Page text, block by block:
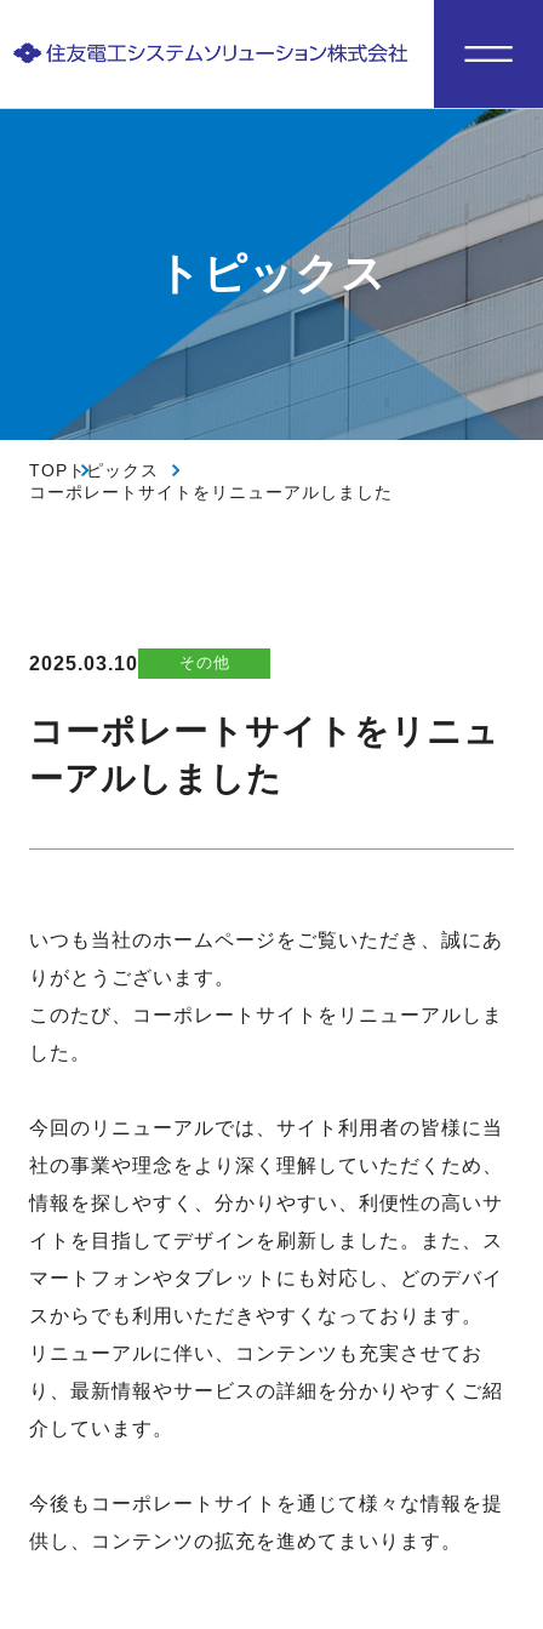
トピックス
TOP トピックス
コーポレートサイトをリニューアルしました
2025.03.10 その他
コーポレートサイトをリニュ
ーアルしました
いつも当社のホームページをご覧いただき、誠にあ
りがとうございます。
このたび、コーポレートサイトをリニューアルしま
した。
今回のリニューアルでは、サイト利用者の皆様に当
社の事業や理念をより深く理解していただくため、
情報を探しやすく、分かりやすい、利便性の高いサ
イトを目指してデザインを刷新しました。また、ス
マートフォンやタブレットにも対応し、どのデバイ
スからでも利用いただきやすくなっております。
リニューアルに伴い、コンテンツも充実させてお
り、最新情報やサービスの詳細を分かりやすくご紹
介しています。
今後もコーポレートサイトを通じて様々な情報を提
供し、コンテンツの拡充を進めてまいります。